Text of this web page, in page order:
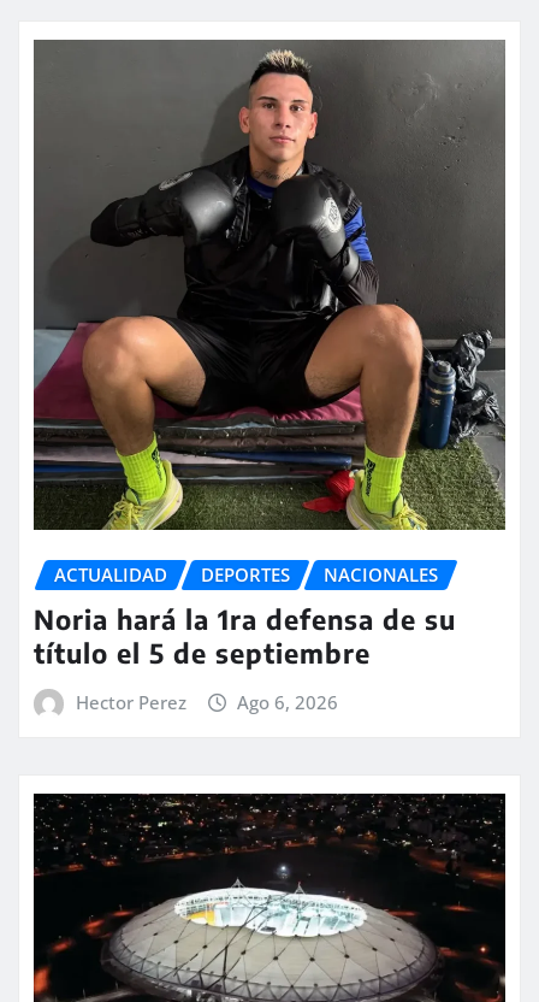
ACTUALIDAD DEPORTES NACIONALES
Noria hará la 1ra defensa de su
título el 5 de septiembre
Hector Perez Ago 6, 2026